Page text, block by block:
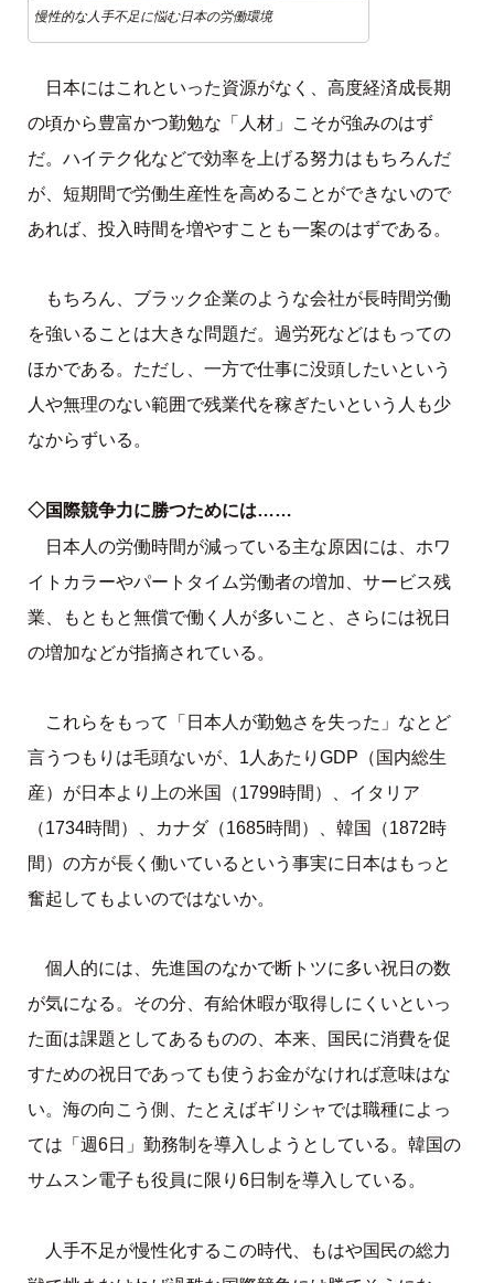
慢性的な人手不足に悩む日本の労働環境
日本にはこれといった資源がなく、高度経済成長期
の頃から豊富かつ勤勉な「人材」こそが強みのはず
だ。ハイテク化などで効率を上げる努力はもちろんだ
が、短期間で労働生産性を高めることができないので
あれば、投入時間を増やすことも一案のはずである。
もちろん、ブラック企業のような会社が長時間労働
を強いることは大きな問題だ。過労死などはもっての
ほかである。ただし、一方で仕事に没頭したいという
人や無理のない範囲で残業代を稼ぎたいという人も少
なからずいる。
◇国際競争力に勝つためには……
日本人の労働時間が減っている主な原因には、ホワ
イトカラーやパートタイム労働者の増加、サービス残
業、もともと無償で働く人が多いこと、さらには祝日
の増加などが指摘されている。
これらをもって「日本人が勤勉さを失った」なとど
言うつもりは毛頭ないが、1人あたりGDP（国内総生
産）が日本より上の米国（1799時間）、イタリア
（1734時間）、カナダ（1685時間）、韓国（1872時
間）の方が長く働いているという事実に日本はもっと
奮起してもよいのではないか。
個人的には、先進国のなかで断トツに多い祝日の数
が気になる。その分、有給休暇が取得しにくいといっ
た面は課題としてあるものの、本来、国民に消費を促
すための祝日であっても使うお金がなければ意味はな
い。海の向こう側、たとえばギリシャでは職種によっ
ては「週6日」勤務制を導入しようとしている。韓国の
サムスン電子も役員に限り6日制を導入している。
人手不足が慢性化するこの時代、もはや国民の総力